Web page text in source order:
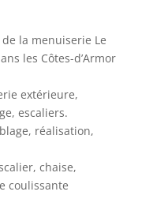
la menuiserie Le
les Côtes-d’Armor
extérieure,
escaliers.
réalisation,
chaise,
coulissante